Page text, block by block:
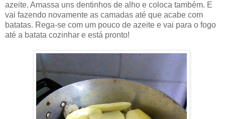
azeite. Amassa uns dentinhos de alho e coloca também. E
vai fazendo novamente as camadas até que acabe com
batatas. Rega-se com um pouco de azeite e vai para o fogo
até a batata cozinhar e está pronto!